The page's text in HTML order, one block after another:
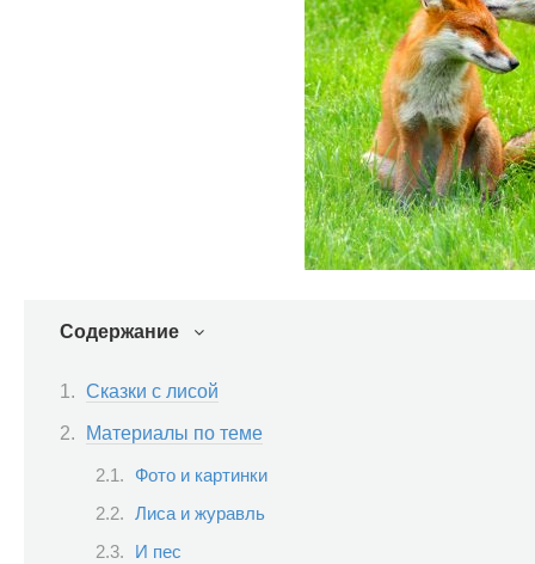
Содержание
Сказки с лисой
Материалы по теме
Фото и картинки
Лиса и журавль
И пес